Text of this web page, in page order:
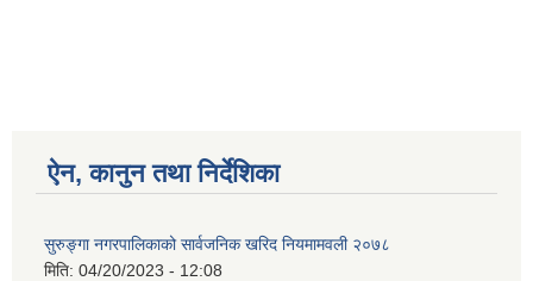
ऐन, कानुन तथा निर्देशिका
सुरुङ्गा नगरपालिकाको सार्वजनिक खरिद नियमामवली २०७८
मिति: 04/20/2023 - 12:08